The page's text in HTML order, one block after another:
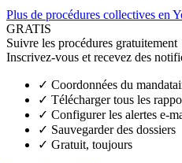
Plus de procédures collectives en
GRATIS
Suivre les procédures gratuitement
Inscrivez-vous et recevez des
✓ Coordonnées du
✓ Télécharger tous les
✓ Configurer les alertes e-
✓ Sauvegarder des dossiers
✓ Gratuit, toujours